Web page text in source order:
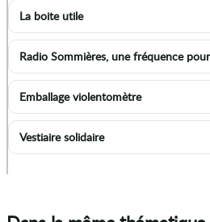
La boite utile
Radio Sommières, une fréquence
Emballage violentomètre
Vestiaire solidaire